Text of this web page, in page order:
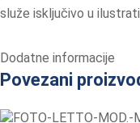
služe isključivo u
Dodatne informacije
Povezani